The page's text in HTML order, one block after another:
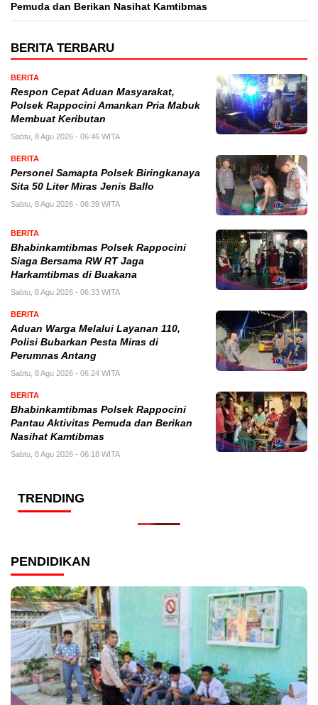
Pemuda dan Berikan Nasihat Kamtibmas
BERITA TERBARU
BERITA
Respon Cepat Aduan Masyarakat,
Polsek Rappocini Amankan Pria Mabuk
Membuat Keributan
Sabtu, 8 Agu 2026 - 06:46 WITA
BERITA
Personel Samapta Polsek Biringkanaya
Sita 50 Liter Miras Jenis Ballo
Sabtu, 8 Agu 2026 - 06:39 WITA
BERITA
Bhabinkamtibmas Polsek Rappocini
Siaga Bersama RW RT Jaga
Harkamtibmas di Buakana
Sabtu, 8 Agu 2026 - 06:33 WITA
BERITA
Aduan Warga Melalui Layanan 110,
Polisi Bubarkan Pesta Miras di
Perumnas Antang
Sabtu, 8 Agu 2026 - 06:24 WITA
BERITA
Bhabinkamtibmas Polsek Rappocini
Pantau Aktivitas Pemuda dan Berikan
Nasihat Kamtibmas
Sabtu, 8 Agu 2026 - 06:18 WITA
TRENDING
PENDIDIKAN